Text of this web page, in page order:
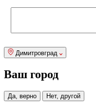
Димитровград
Ваш город
Да, верно Нет, другой